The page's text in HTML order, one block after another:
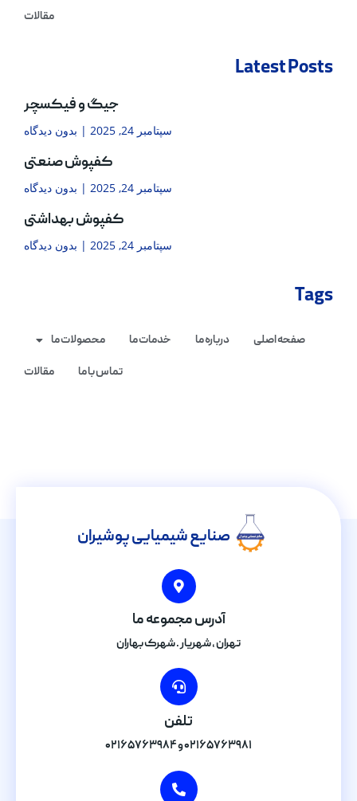
مقالات
Latest Posts
جیگ و فیکسچر
سپتامبر 24, 2025 بدون دیدگاه
کفپوش صنعتی
سپتامبر 24, 2025 بدون دیدگاه
کفپوش بهداشتی
سپتامبر 24, 2025 بدون دیدگاه
Tags
صفحه اصلی درباره ما خدمات ما
محصولات ما
تماس با ما
مقالات
صنایع شیمیایی پوشیران
آدرس مجموعه ما
تهران , شهریار . شهرک بهاران
تلفن
۰۲۱۶۵۷۶۳۹۸۱ و ۰۲۱۶۵۷۶۳۹۸۴